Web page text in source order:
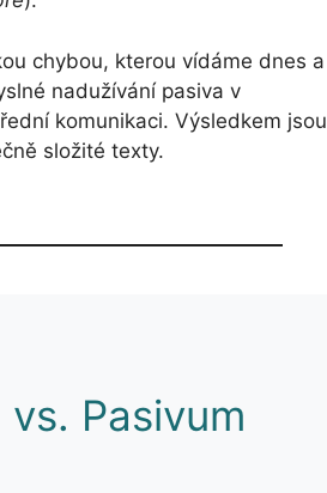
chybou, kterou vídáme dnes a
nadužívání pasiva v
komunikaci. Výsledkem jsou
složité texty.
Pasivum